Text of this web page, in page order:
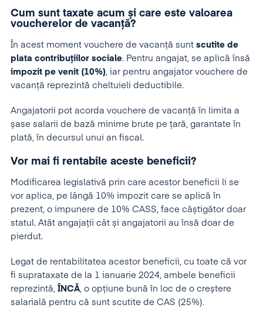
Cum sunt taxate acum și care este valoarea
voucherelor de vacanță?
În acest moment vouchere de vacanță sunt scutite de
plata contribuțiilor sociale. Pentru angajat, se aplică însă
impozit pe venit (10%) , iar pentru angajator vouchere de
vacanță reprezintă cheltuieli deductibile.
Angajatorii pot acorda vouchere de vacanță în limita a
șase salarii de bază minime brute pe țară, garantate în
plată, în decursul unui an fiscal.
Vor mai fi rentabile aceste beneficii?
Modificarea legislativă prin care acestor beneficii li se
vor aplica, pe lângă 10% impozit care se aplică în
prezent, o impunere de 10% CASS, face câștigător doar
statul. Atât angajații cât și angajatorii au însă doar de
pierdut.
Legat de rentabilitatea acestor beneficii, cu toate că vor
fi suprataxate de la 1 ianuarie 2024, ambele beneficii
reprezintă, ÎNCĂ , o opțiune bună în loc de o creștere
salarială pentru că sunt scutite de CAS (25%).